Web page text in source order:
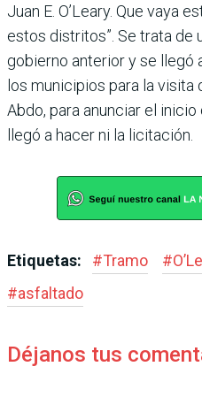
Juan E. O’Leary. Que vaya
estos dis­tritos”. Se trata de
gobierno anterior y se llegó
los munici­pios para la
Abdo, para anun­ciar el
llegó a hacer ni la licitación.
Etiquetas: #Tramo #
#asfaltado
Déjanos tus